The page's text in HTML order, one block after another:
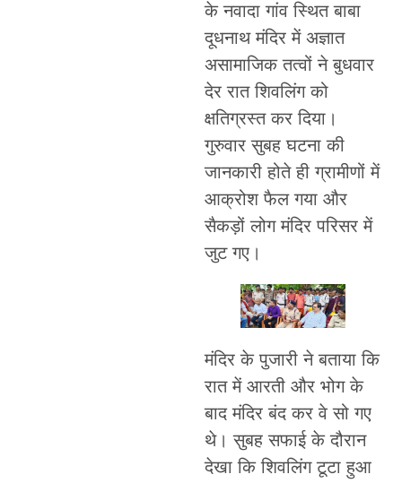
के नवादा गांव स्थित बाबा
दूधनाथ मंदिर में अज्ञात
असामाजिक तत्वों ने बुधवार
देर रात शिवलिंग को
क्षतिग्रस्त कर दिया।
गुरुवार सुबह घटना की
जानकारी होते ही ग्रामीणों में
आक्रोश फैल गया और
सैकड़ों लोग मंदिर परिसर में
जुट गए।
मंदिर के पुजारी ने बताया कि
रात में आरती और भोग के
बाद मंदिर बंद कर वे सो गए
थे। सुबह सफाई के दौरान
देखा कि शिवलिंग टूटा हुआ